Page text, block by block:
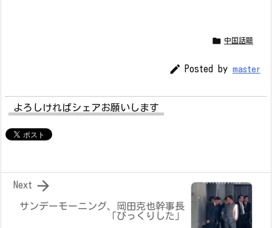
 中国話題
 Posted by master
よろしければシェアお願いします
サンデーモーニング、岡田克也幹事長
「びっくりした」

Next